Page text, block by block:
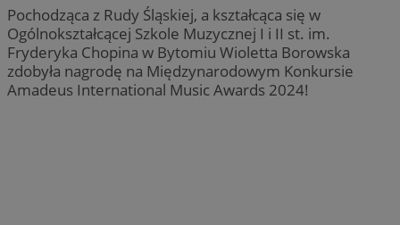
Pochodząca z Rudy Śląskiej, a kształcąca się w
Ogólnokształcącej Szkole Muzycznej I i II st. im.
Fryderyka Chopina w Bytomiu Wioletta Borowska
zdobyła nagrodę na Międzynarodowym Konkursie
Amadeus International Music Awards 2024!